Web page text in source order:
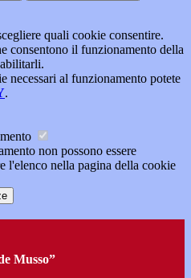
quali cookie consentire.
consentono il funzionamento della
necessari al funzionamento potete
.
non possono essere
l'elenco nella pagina della cookie
Musso”